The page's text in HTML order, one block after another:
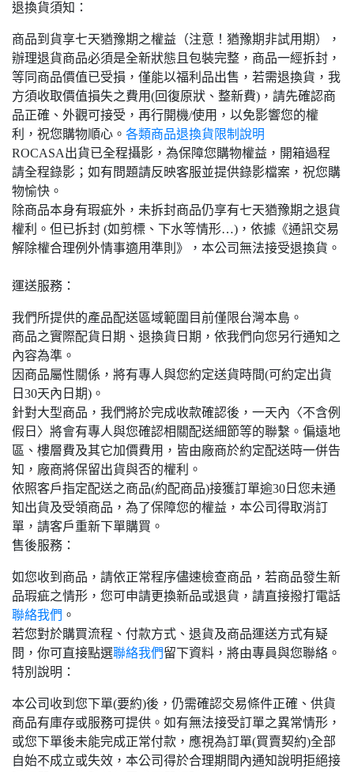
退換貨須知：
商品到貨享七天猶豫期之權益（注意！猶豫期非試用期），
辦理退貨商品必須是全新狀態且包裝完整，商品一經拆封，
等同商品價值已受損，僅能以福利品出售，若需退換貨，我
方須收取價值損失之費用(回復原狀、整新費)，請先確認商
品正確、外觀可接受，再行開機/使用，以免影響您的權
利，祝您購物順心。 各類商品退換貨限制說明
ROCASA出貨已全程攝影，為保障您購物權益，開箱過程
請全程錄影；如有問題請反映客服並提供錄影檔案，祝您購
物愉快。
除商品本身有瑕疵外，未拆封商品仍享有七天猶豫期之退貨
權利。但已拆封 (如剪標、下水等情形…)，依據《通訊交易
解除權合理例外情事適用準則》，本公司無法接受退換貨。
運送服務：
我們所提供的產品配送區域範圍目前僅限台灣本島。
商品之實際配貨日期、退換貨日期，依我們向您另行通知之
內容為準。
因商品屬性關係，將有專人與您約定送貨時間(可約定出貨
日30天內日期)。
針對大型商品，我們將於完成收款確認後，一天內〈不含例
假日〉將會有專人與您確認相關配送細節等的聯繫。偏遠地
區、樓層費及其它加價費用，皆由廠商於約定配送時一併告
知，廠商將保留出貨與否的權利。
依照客戶指定配送之商品(約配商品)接獲訂單逾30日您未通
知出貨及受領商品，為了保障您的權益，本公司得取消訂
單，請客戶重新下單購買。
售後服務：
如您收到商品，請依正常程序儘速檢查商品，若商品發生新
品瑕疵之情形，您可申請更換新品或退貨，請直接撥打電話
聯絡我們 。
若您對於購買流程、付款方式、退貨及商品運送方式有疑
問，你可直接點選聯絡我們留下資料，將由專員與您聯絡。
特別說明：
本公司收到您下單(要約)後，仍需確認交易條件正確、供貨
商品有庫存或服務可提供。如有無法接受訂單之異常情形，
或您下單後未能完成正常付款，應視為訂單(買賣契約)全部
自始不成立或失效，本公司得於合理期間內通知說明拒絕接